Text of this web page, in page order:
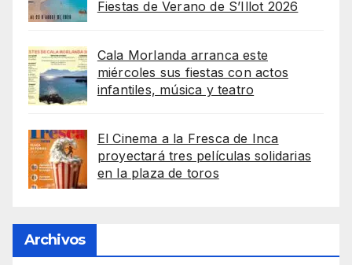
Fiestas de Verano de S’Illot 2026
Cala Morlanda arranca este
miércoles sus fiestas con actos
infantiles, música y teatro
El Cinema a la Fresca de Inca
proyectará tres películas solidarias
en la plaza de toros
Archivos